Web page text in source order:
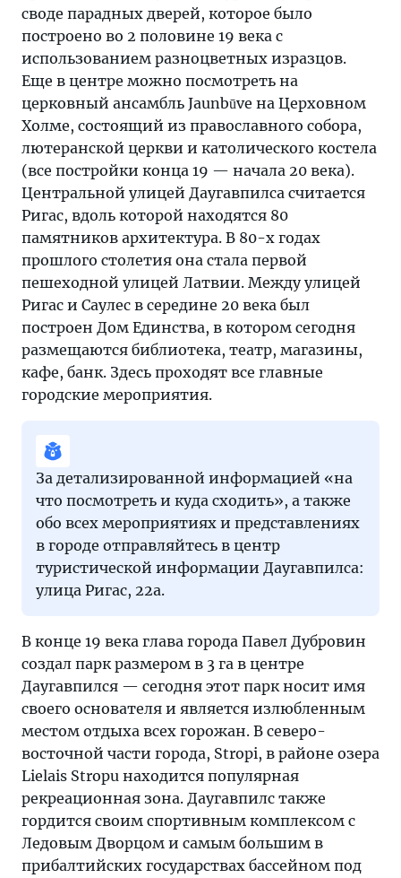
своде парадных дверей, которое было
построено во 2 половине 19 века с
использованием разноцветных изразцов.
Еще в центре можно посмотреть на
церковный ансамбль Jaunbūve на Церховном
Холме, состоящий из православного собора,
лютеранской церкви и католического костела
(все постройки конца 19 — начала 20 века).
Центральной улицей Даугавпилса считается
Ригас, вдоль которой находятся 80
памятников архитектура. В 80-х годах
прошлого столетия она стала первой
пешеходной улицей Латвии. Между улицей
Ригас и Саулес в середине 20 века был
построен Дом Единства, в котором сегодня
размещаются библиотека, театр, магазины,
кафе, банк. Здесь проходят все главные
городские мероприятия.
За детализированной информацией «на
что посмотреть и куда сходить», а также
обо всех мероприятиях и представлениях
в городе отправляйтесь в центр
туристической информации Даугавпилса:
улица Ригас, 22а.
В конце 19 века глава города Павел Дубровин
создал парк размером в 3 га в центре
Даугавпился — сегодня этот парк носит имя
своего основателя и является излюбленным
местом отдыха всех горожан. В северо-
восточной части города, Stropi, в районе озера
Lielais Stropu находится популярная
рекреационная зона. Даугавпилс также
гордится своим спортивным комплексом с
Ледовым Дворцом и самым большим в
прибалтийских государствах бассейном под